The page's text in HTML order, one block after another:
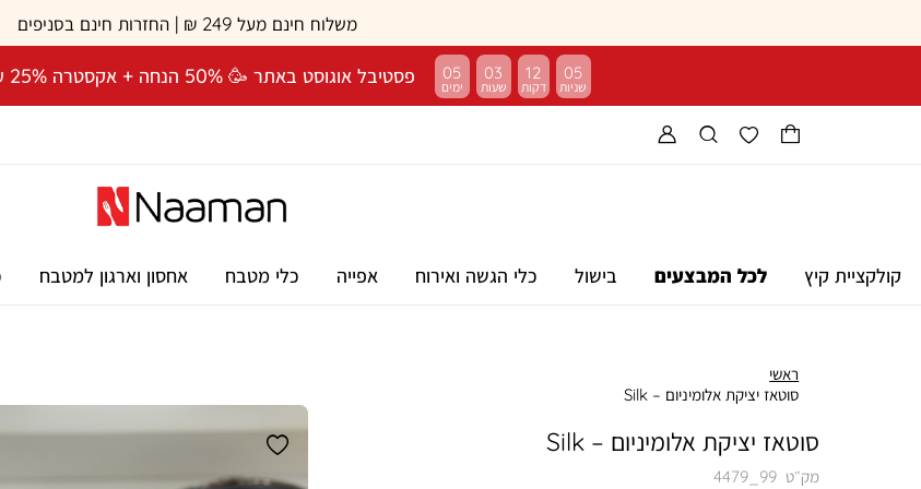
משלוח חינם מעל 249 ₪ | החזרות חינם בסניפים
פסטיבל אוגוסט באתר 🥳 50% הנחה + אקסטרה 25% על היתרה! 🎉 05 03 12 04
קולקציית קיץ לכל המבצעים בישול כלי הגשה ואירוח אפייה כלי מטבח אחסון וארגון למטבח
ראשי
סוטאז יציקת אלומיניום – Silk
סוטאז יציקת אלומיניום – Silk
מק״ט 4479_99